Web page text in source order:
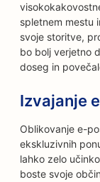
spletnem mestu
svoje storitve,
bo bolj verjetno
doseg in
Izvajanje
Oblikovanje e-
ekskluzivnih
lahko zelo
boste svoje